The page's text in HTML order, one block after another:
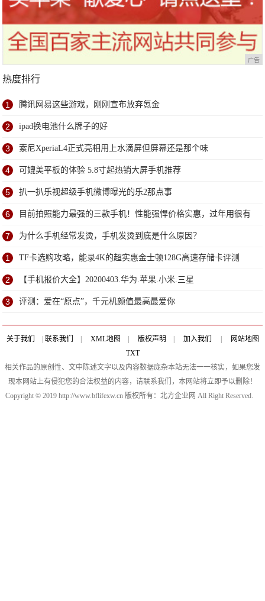
广告
热度排行
1 腾讯网易这些游戏，刚刚宣布放弃氪金
2 ipad换电池什么牌子的好
3 索尼XperiaL4正式亮相用上水滴屏但屏幕还是那个味
4 可媲美平板的体验 5.8寸起热销大屏手机推荐
5 扒一扒乐视超级手机微博曝光的乐2那点事
6 目前拍照能力最强的三款手机！性能强悍价格实惠，过年用很有
面子
7 为什么手机经常发烫，手机发烫到底是什么原因？
1 TF卡选购攻略，能录4K的超实惠金士顿128G高速存储卡评测
2 【手机报价大全】20200403.华为.苹果.小米.三星
3 评测：爱在“原点”，千元机颜值最高最爱你
关于我们 联系我们 XML地图 版权声明 加入我们
网站地图
TXT
相关作品的原创性、文中陈述文字以及内容数据庞杂本站无法一一核实，如果您发
现本网站上有侵犯您的合法权益的内容，请联系我们，本网站将立即予以删除！
Copyright © 2019 http://www.bflifexw.cn 版权所有：北方企业网 All Right Reserved.